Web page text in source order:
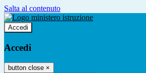
Salta al contenuto
Accedi
Accedi
button close ×